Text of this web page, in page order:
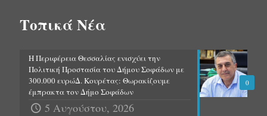
Τοπικά Νέα
0
Η Περιφέρεια Θεσσαλίας ενισχύει την
Πολιτική Προστασία του Δήμου Σοφάδων με
300.000 ευρώΔ. Κουρέτας: Θωρακίζουμε
έμπρακτα τον Δήμο Σοφάδων
5 Αυγούστου, 2026